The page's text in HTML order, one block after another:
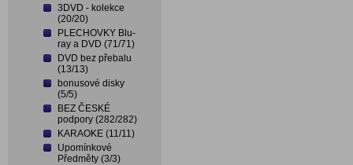
3DVD - kolekce
(20/20)
PLECHOVKY Blu-
ray a DVD (71/71)
DVD bez přebalu
(13/13)
bonusové disky
(5/5)
BEZ ČESKÉ
podpory (282/282)
KARAOKE (11/11)
Upomínkové
Předměty (3/3)